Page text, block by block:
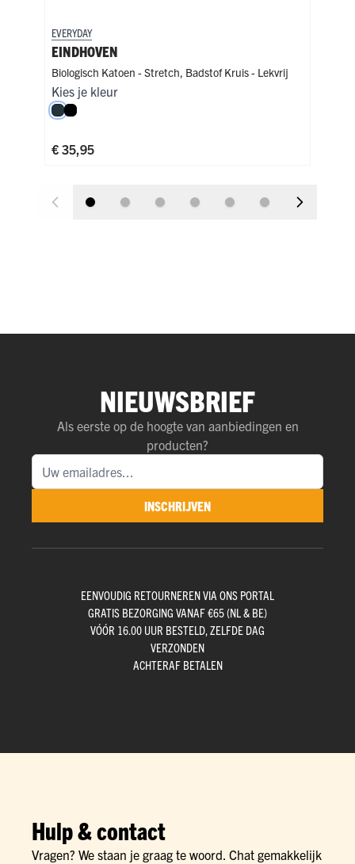
EVERYDAY
EINDHOVEN
Biologisch Katoen - Stretch, Badstof Kruis - Lekvrij
Kies je kleur
NavyZwart
€ 35,95
NIEUWSBRIEF
Als eerste op de hoogte van aanbiedingen en
producten?
INSCHRIJVEN
EENVOUDIG RETOURNEREN VIA ONS PORTAL
GRATIS BEZORGING VANAF €65 (NL & BE)
VÓÓR 16.00 UUR BESTELD, ZELFDE DAG
VERZONDEN
ACHTERAF BETALEN
Hulp & contact
Vragen? We staan je graag te woord. Chat gemakkelijk